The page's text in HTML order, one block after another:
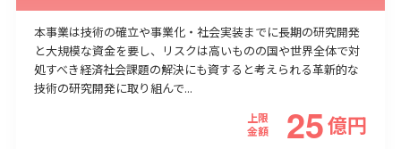
宿泊･旅館業
その他
使い道
経営改善・経営強化 販路拡大
特許・知的財産
本事業は技術の確立や事業化・社会実装までに長期の研究開発
と大規模な資金を要し、リスクは高いものの国や世界全体で対
処すべき経済社会課題の解決にも資すると考えられる革新的な
技術の研究開発に取り組んで...
上限
金額
25億円